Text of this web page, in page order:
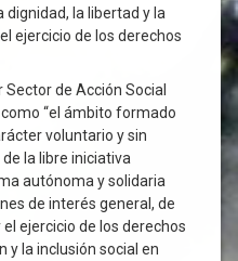
la libertad y la
ejercicio de los derechos
de Acción Social
“el ámbito formado
voluntario y sin
la libre iniciativa
autónoma y solidaria
de interés general, de
ejercicio de los derechos
y la inclusión social en